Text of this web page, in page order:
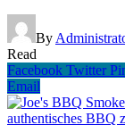
By
Read
Facebook Twitter
Email